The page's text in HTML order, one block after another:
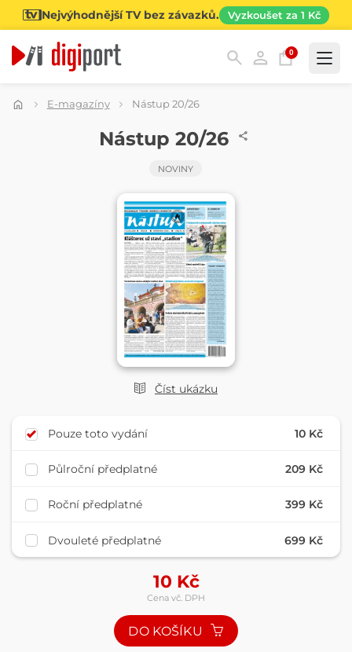
Nejvýhodnější TV bez závazků. Vyzkoušet za 1 Kč
0
Kategorie
E-magazíny Nástup 20/26
Číst ukázku
Nástup 20/26
NOVINY
Pouze toto vydání 10 Kč
Půlroční předplatné 209 Kč
Roční předplatné 399 Kč
Dvouleté předplatné 699 Kč
10 Kč
Cena vč. DPH
DO KOŠÍKU